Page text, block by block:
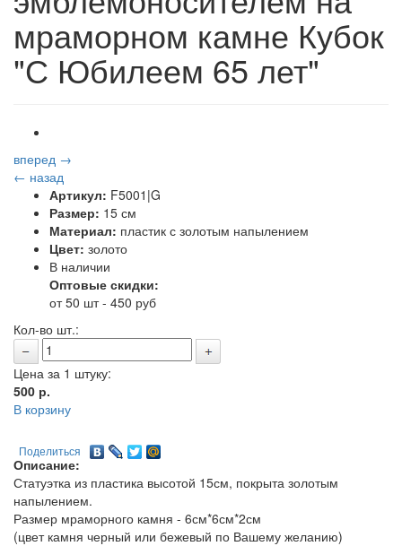
мраморном камне Кубок
"С Юбилеем 65 лет"
вперед →
← назад
Артикул: F5001|G
Размер: 15 см
Материал: пластик с золотым напылением
Цвет: золото
В наличии
Оптовые скидки:
от 50 шт - 450 руб
Кол-во шт.:
Цена за 1 штуку:
500 р.
В корзину
Поделиться
Описание:
Статуэтка из пластика высотой 15см, покрыта золотым
напылением.
Размер мраморного камня - 6см*6см*2см
(цвет камня черный или бежевый по Вашему желанию)